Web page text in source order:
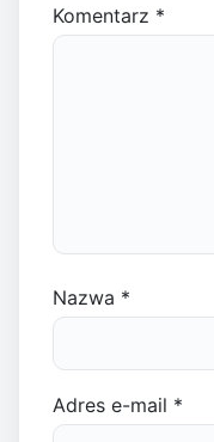
Komentarz *
Nazwa *
Adres e-mail *